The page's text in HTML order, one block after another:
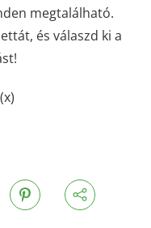
megtalálható.
és válaszd ki a